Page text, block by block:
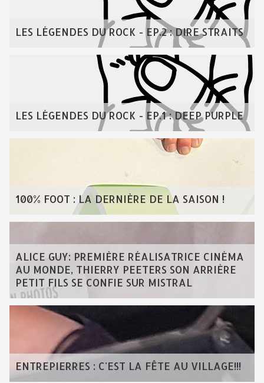
LES LÉGENDES DU ROCK - EP.2 : DIRE STRAITS
LES LÉGENDES DU ROCK - EP.1 : DEEP PURPLE
100% FOOT : LA DERNIÈRE DE LA SAISON !
ALICE GUY: PREMIÈRE RÉALISATRICE CINÉMA
AU MONDE, THIERRY PEETERS SON ARRIÈRE
PETIT FILS SE CONFIE SUR MISTRAL
ENTREPIERRES : C'EST LA FÊTE AU VILLAGE!!!